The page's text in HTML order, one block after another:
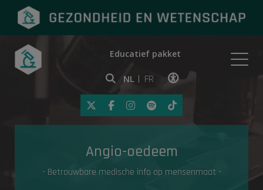
Onderwerpen
Gezondheid in de media
Educatief pakket
NL FR
Klik op deze link om
Angio-oedeem
- Betrouwbare medische info op mensenmaat -